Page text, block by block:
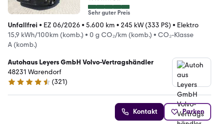
Sehr guter Preis
Unfallfrei • EZ 06/2026• 5.600 km • 245 kW (333 PS) • Elektro
15,9 kWh/100km (komb.) • 0 g CO₂/km (komb.) • CO₂-Klasse
A (komb.)
Autohaus Leyers GmbH Volvo-Vertragshändler
48231 Warendorf
4.7 Sterne
(321)
Kontakt Parken